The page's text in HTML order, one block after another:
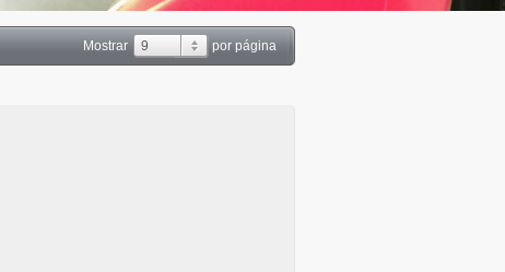
Mostrar 9 por página